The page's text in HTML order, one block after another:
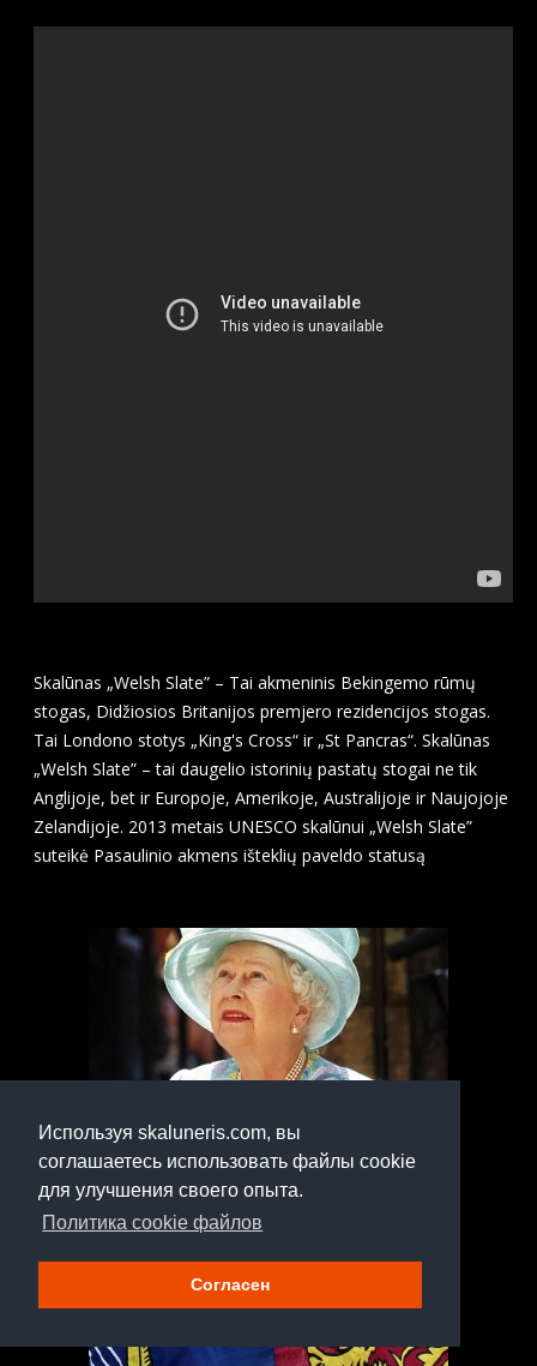
Используя skaluneris.com, вы
соглашаетесь использовать файлы cookie
для улучшения своего опыта.
Политика cookie файлов
Согласен
Skalūnas „Welsh Slate” – Tai akmeninis Bekingemo rūmų
stogas, Didžiosios Britanijos premjero rezidencijos stogas.
Tai Londono stotys „King's Cross“ ir „St Pancras“. Skalūnas
„Welsh Slate” – tai daugelio istorinių pastatų stogai ne tik
Anglijoje, bet ir Europoje, Amerikoje, Australijoje ir Naujojoje
Zelandijoje. 2013 metais UNESCO skalūnui „Welsh Slate”
suteikė Pasaulinio akmens išteklių paveldo statusą